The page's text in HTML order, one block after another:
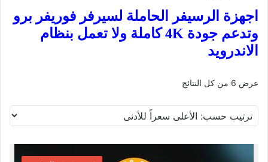
اجهزة الرسيفر الحاملة لسيرفر فوريفر برو
وتدعم جودة 4K كاملة ولا تعمل بنظام
الاندرويد
عرض ⁦6⁩ من كل النتائج
الفرز
حسب
السعر: